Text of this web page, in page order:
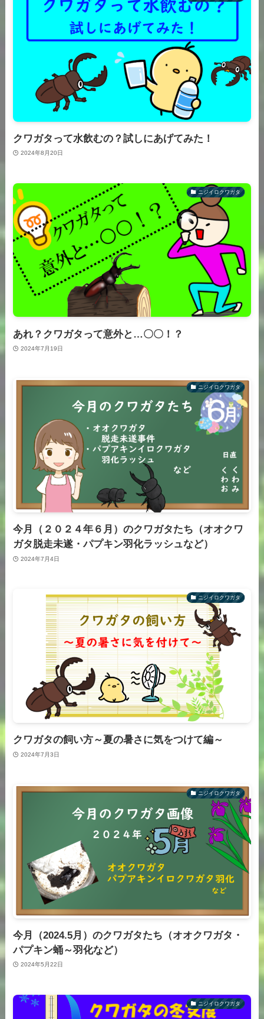
クワガタって水飲むの？試しにあげてみた！
2024年8月20日
ニジイロクワガタ
あれ？クワガタって意外と…〇〇！？
2024年7月19日
ニジイロクワガタ
今月（２０２４年６月）のクワガタたち（オオクワ
ガタ脱走未遂・パプキン羽化ラッシュなど）
2024年7月4日
ニジイロクワガタ
クワガタの飼い方～夏の暑さに気をつけて編～
2024年7月3日
ニジイロクワガタ
今月（2024.5月）のクワガタたち（オオクワガタ・
パプキン蛹～羽化など）
2024年5月22日
ニジイロクワガタ